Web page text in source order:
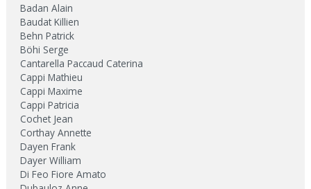
Badan Alain
Baudat Killien
Behn Patrick
Böhi Serge
Cantarella Paccaud Caterina
Cappi Mathieu
Cappi Maxime
Cappi Patricia
Cochet Jean
Corthay Annette
Dayen Frank
Dayer William
Di Feo Fiore Amato